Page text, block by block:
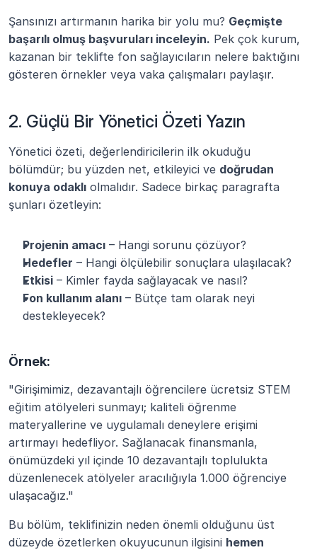
Şansınızı artırmanın harika bir yolu mu? Geçmişte
başarılı olmuş başvuruları inceleyin. Pek çok kurum,
kazanan bir teklifte fon sağlayıcıların nelere baktığını
gösteren örnekler veya vaka çalışmaları paylaşır.
2. Güçlü Bir Yönetici Özeti Yazın
Yönetici özeti, değerlendiricilerin ilk okuduğu
bölümdür; bu yüzden net, etkileyici ve doğrudan
konuya odaklı olmalıdır. Sadece birkaç paragrafta
şunları özetleyin:
Projenin amacı – Hangi sorunu çözüyor?
Hedefler – Hangi ölçülebilir sonuçlara ulaşılacak?
Etkisi – Kimler fayda sağlayacak ve nasıl?
Fon kullanım alanı – Bütçe tam olarak neyi
destekleyecek?
Örnek:
"Girişimimiz, dezavantajlı öğrencilere ücretsiz STEM
eğitim atölyeleri sunmayı; kaliteli öğrenme
materyallerine ve uygulamalı deneylere erişimi
artırmayı hedefliyor. Sağlanacak finansmanla,
önümüzdeki yıl içinde 10 dezavantajlı toplulukta
düzenlenecek atölyeler aracılığıyla 1.000 öğrenciye
ulaşacağız."
Bu bölüm, teklifinizin neden önemli olduğunu üst
düzeyde özetlerken okuyucunun ilgisini hemen